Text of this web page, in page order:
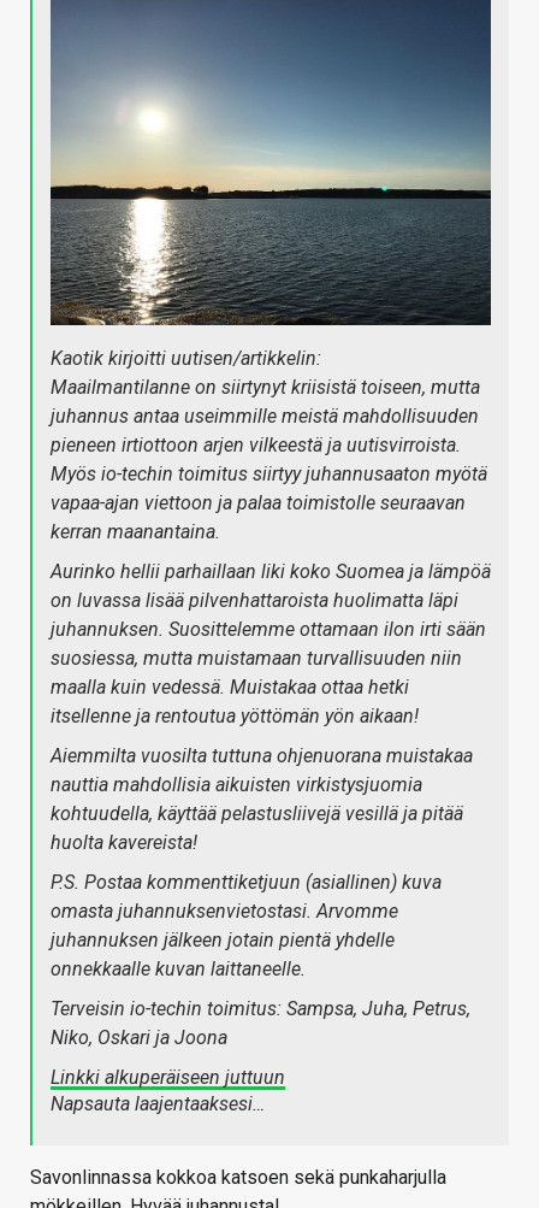
Kaotik kirjoitti uutisen/artikkelin:
Maailmantilanne on siirtynyt kriisistä toiseen, mutta
juhannus antaa useimmille meistä mahdollisuuden
pieneen irtiottoon arjen vilkeestä ja uutisvirroista.
Myös io-techin toimitus siirtyy juhannusaaton myötä
vapaa-ajan viettoon ja palaa toimistolle seuraavan
kerran maanantaina.
Aurinko hellii parhaillaan liki koko Suomea ja lämpöä
on luvassa lisää pilvenhattaroista huolimatta läpi
juhannuksen. Suosittelemme ottamaan ilon irti sään
suosiessa, mutta muistamaan turvallisuuden niin
maalla kuin vedessä. Muistakaa ottaa hetki
itsellenne ja rentoutua yöttömän yön aikaan!
Aiemmilta vuosilta tuttuna ohjenuorana muistakaa
nauttia mahdollisia aikuisten virkistysjuomia
kohtuudella, käyttää pelastusliivejä vesillä ja pitää
huolta kavereista!
P.S. Postaa kommenttiketjuun (asiallinen) kuva
omasta juhannuksenvietostasi. Arvomme
juhannuksen jälkeen jotain pientä yhdelle
onnekkaalle kuvan laittaneelle.
Terveisin io-techin toimitus: Sampsa, Juha, Petrus,
Niko, Oskari ja Joona
Linkki alkuperäiseen juttuun
Napsauta laajentaaksesi…
Savonlinnassa kokkoa katsoen sekä punkaharjulla